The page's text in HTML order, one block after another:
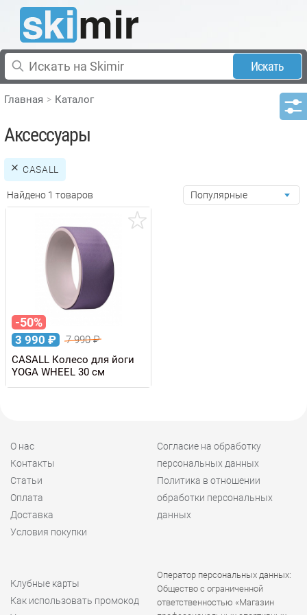
Искать
Главная Каталог
Аксессуары
CASALL
Найдено 1 товаров Популярные
-50%
3 990 ₽ 7 990₽
CASALL Колесо для йоги
YOGA WHEEL 30 см
О нас
Контакты
Статьи
Оплата
Доставка
Условия покупки
Согласие на обработку
персональных данных
Политика в отношении
обработки персональных
данных
Клубные карты
Как использовать промокод
Оператор персональных данных:
Общество с ограниченной
ответственностью «Магазин